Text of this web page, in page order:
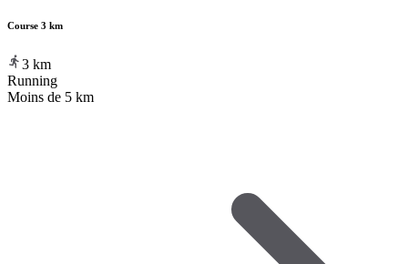
Course 3 km
3 km
Running
Moins de 5 km